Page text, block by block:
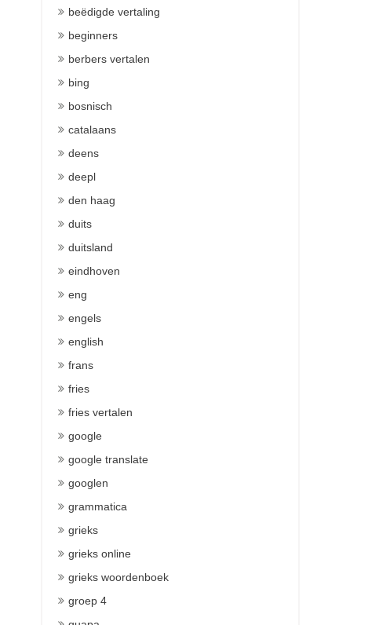
beëdigde vertaling
beginners
berbers vertalen
bing
bosnisch
catalaans
deens
deepl
den haag
duits
duitsland
eindhoven
eng
engels
english
frans
fries
fries vertalen
google
google translate
googlen
grammatica
grieks
grieks online
grieks woordenboek
groep 4